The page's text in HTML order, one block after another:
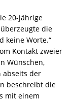
20-jährige
überzeugte die
keine Worte.“
Kontakt zweier
Wünschen,
abseits der
beschreibt die
mit einem